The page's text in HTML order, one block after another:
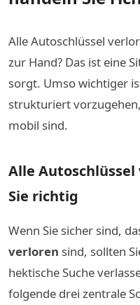
Alle Autoschlüssel
zur Hand? Das ist eine
sorgt. Umso wichtiger
strukturiert
mobil sind.
Alle
Sie richtig
Wenn Sie sicher sind,
verloren sind, sollten
hektische Suche
folgende drei zentrale